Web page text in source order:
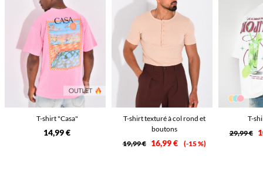
T-shirt "Casa"
14,99 €
T-shirt texturé à col rond et
boutons
19,99 €
16,99 € -15 %
T-
29,99 €